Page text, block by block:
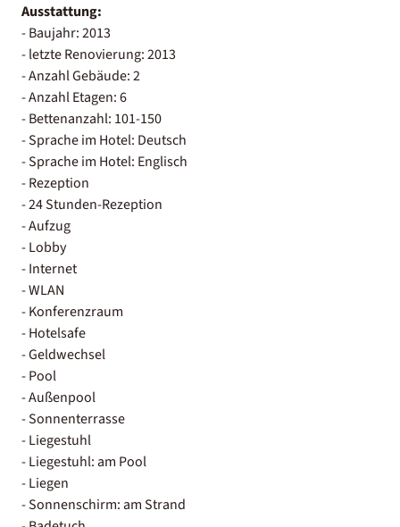
Ausstattung:
- Baujahr: 2013
- letzte Renovierung: 2013
- Anzahl Gebäude: 2
- Anzahl Etagen: 6
- Bettenanzahl: 101-150
- Sprache im Hotel: Deutsch
- Sprache im Hotel: Englisch
- Rezeption
- 24 Stunden-Rezeption
- Aufzug
- Lobby
- Internet
- WLAN
- Konferenzraum
- Hotelsafe
- Geldwechsel
- Pool
- Außenpool
- Sonnenterrasse
- Liegestuhl
- Liegestuhl: am Pool
- Liegen
- Sonnenschirm: am Strand